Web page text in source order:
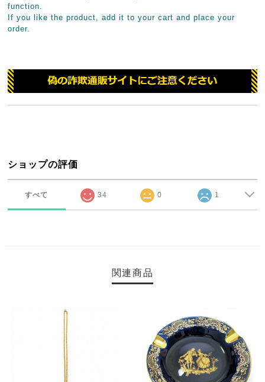
function.
If you like the product, add it to your cart and place your
order.
ショップの評価
すべて 34 0 1
関連商品